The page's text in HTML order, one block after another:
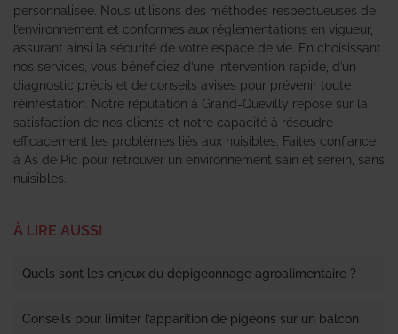
personnalisée. Nous utilisons des méthodes respectueuses de
l’environnement et conformes aux réglementations en vigueur,
assurant ainsi la sécurité de votre espace de vie. En choisissant
nos services, vous bénéficiez d’une intervention rapide, d’un
diagnostic précis et de conseils avisés pour prévenir toute
réinfestation. Notre réputation à Grand-Quevilly repose sur la
satisfaction de nos clients et notre capacité à résoudre
efficacement les problèmes liés aux nuisibles. Faites confiance
à As de Pic pour retrouver un environnement sain et serein, sans
nuisibles.
À LIRE AUSSI
Quels sont les enjeux du dépigeonnage agroalimentaire ?
Conseils pour limiter l’apparition de pigeons sur un balcon